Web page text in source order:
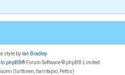
style by Ian Bradley
phpBB® Forum Software © phpBB Limited
(lurttinen, harritapio, Pettis)